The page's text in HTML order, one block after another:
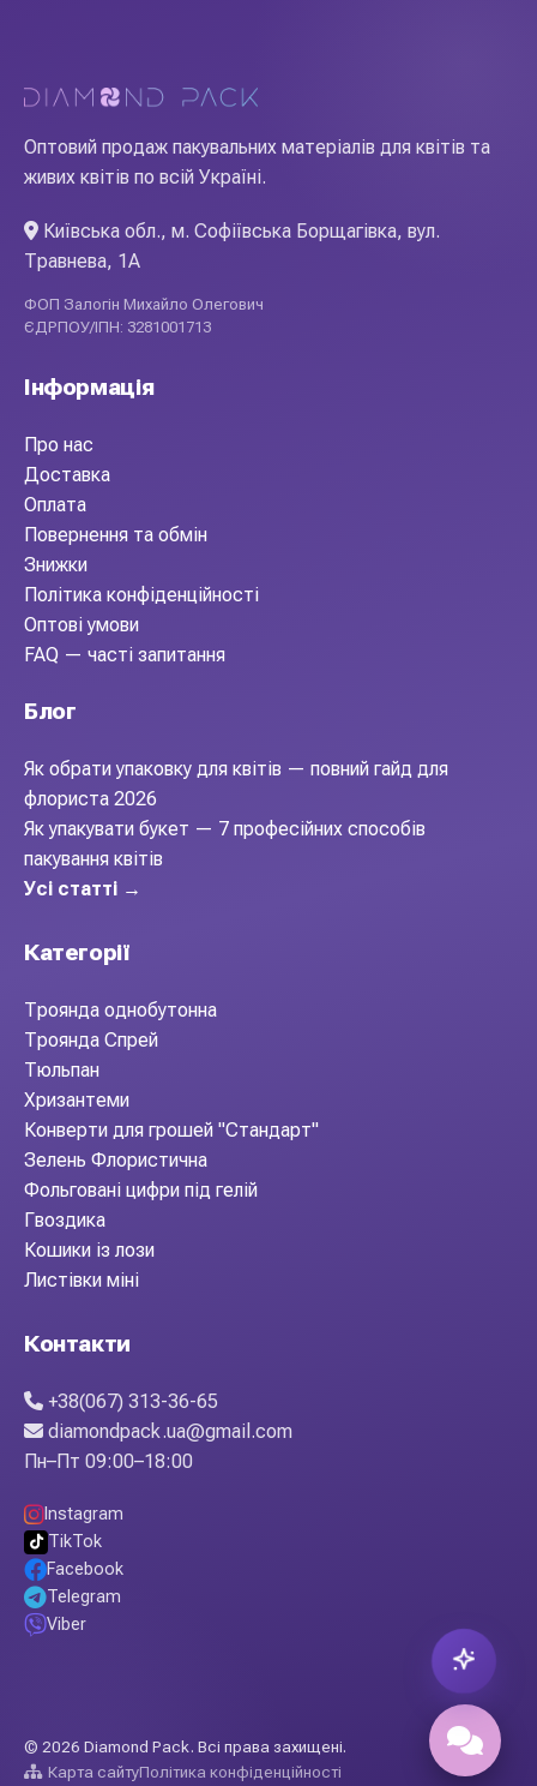
Оптовий продаж пакувальних матеріалів для квітів та
живих квітів по всій Україні.
Київська обл., м. Софіївська Борщагівка, вул.
Травнева, 1А
ФОП Залогін Михайло Олегович
ЄДРПОУ/ІПН: 3281001713
Інформація
Про нас
Доставка
Оплата
Повернення та обмін
Знижки
Політика конфіденційності
Оптові умови
FAQ — часті запитання
Блог
Як обрати упаковку для квітів — повний гайд для
флориста 2026
Як упакувати букет — 7 професійних способів
пакування квітів
Усі статті →
Категорії
Троянда однобутонна
Троянда Спрей
Тюльпан
Хризантеми
Конверти для грошей "Стандарт"
Зелень Флористична
Фольговані цифри під гелій
Гвоздика
Кошики із лози
Листівки міні
Контакти
+38(067) 313-36-65
diamondpack.ua@gmail.com
Пн–Пт 09:00–18:00
Instagram
TikTok
Facebook
Telegram
Viber
© 2026 Diamond Pack. Всі права захищені.
Карта сайтуПолітика конфіденційності